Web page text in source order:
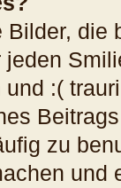
die
:(
zu
und